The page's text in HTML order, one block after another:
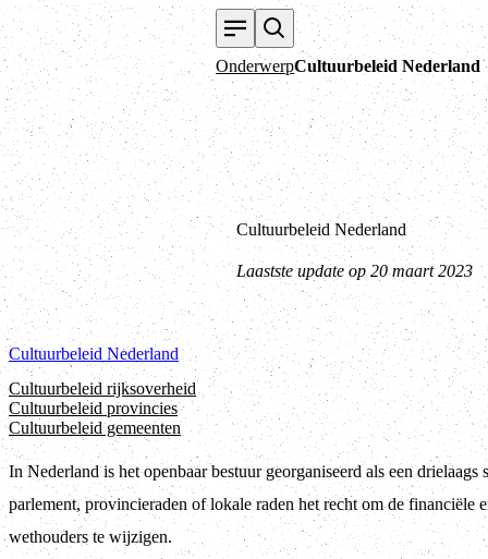
OnderwerpCultuurbeleid Nederland
Cultuurbeleid Nederland
Laastste update op 20 maart 2023
Cultuurbeleid Nederland
Cultuurbeleid rijksoverheid
Cultuurbeleid provincies
Cultuurbeleid gemeenten
In Nederland is het openbaar bestuur georganiseerd als een
parlement, provincieraden of lokale raden het recht om de financiële
wethouders te wijzigen.